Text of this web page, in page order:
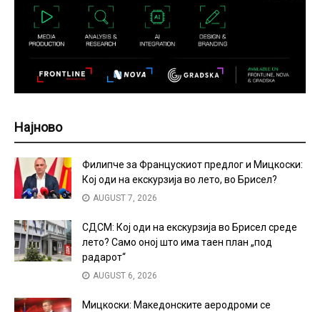
Најново
Филипче за Францускиот предлог и Мицкоски:
Кој оди на екскурзија во лето, во Брисел?
AUGUST 7, 2026
СДСМ: Кој оди на екскурзија во Брисел среде
лето? Само оној што има таен план „под
радарот“
AUGUST 6, 2026
Мицкоски: Македонските аеродроми се